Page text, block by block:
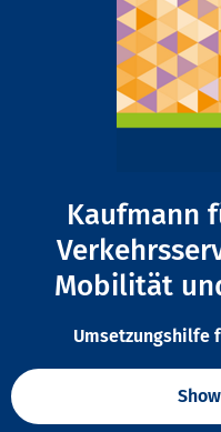
Kaufmann
Mobilität
Umsetzungshilfe